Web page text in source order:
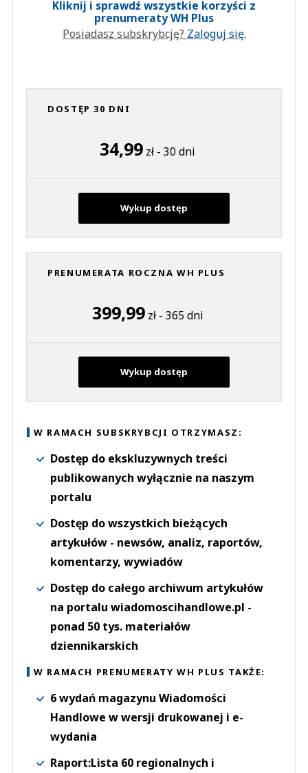
Kliknij i sprawdź wszystkie korzyści z
prenumeraty WH Plus
Posiadasz subskrybcję? Zaloguj się.
DOSTĘP 30 DNI
34,99 zł - 30 dni
Wykup dostęp
PRENUMERATA ROCZNA WH PLUS
399,99zł - 365 dni
Wykup dostęp
W RAMACH SUBSKRYBCJI OTRZYMASZ:
Dostęp do ekskluzywnych treści
publikowanych wyłącznie na naszym
portalu
Dostęp do wszystkich bieżących
artykułów - newsów, analiz, raportów,
komentarzy, wywiadów
Dostęp do całego archiwum artykułów
na portalu wiadomoscihandlowe.pl -
ponad 50 tys. materiałów
dziennikarskich
W RAMACH PRENUMERATY WH PLUS TAKŻE:
6 wydań magazynu Wiadomości
Handlowe w wersji drukowanej i e-
wydania
Raport:Lista 60 regionalnych i